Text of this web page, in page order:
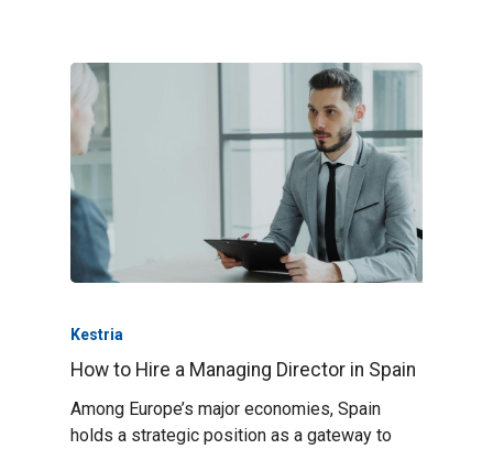
Kestria
How to Hire a Managing Director in Spain
Among Europe’s major economies, Spain
holds a strategic position as a gateway to